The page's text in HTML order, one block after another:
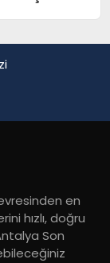
en
hızlı, doğru
Son